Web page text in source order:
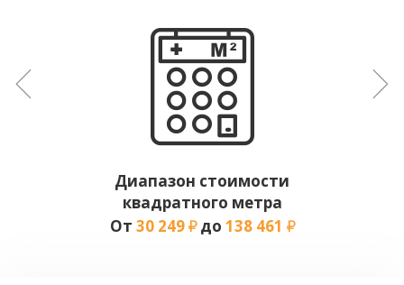
Диапазон стоимости
квадратного метра
От 30 249 до 138 461